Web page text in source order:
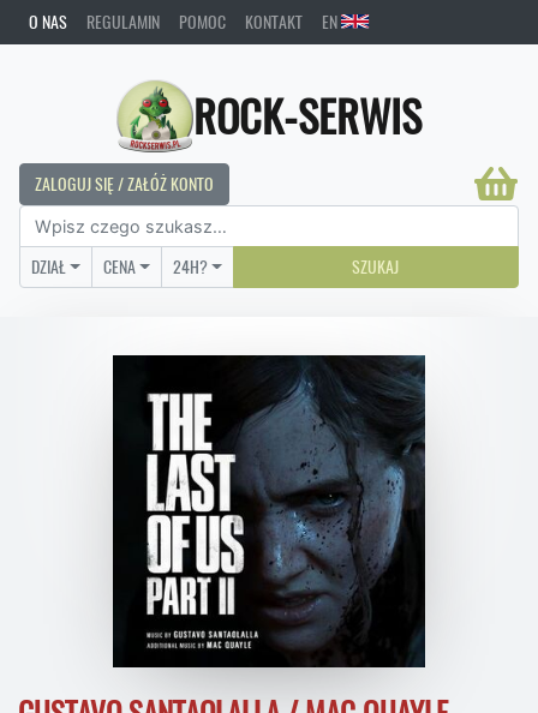
O NAS REGULAMIN POMOC KONTAKT EN
ROCK-SERWIS
ZALOGUJ SIĘ / ZAŁÓŻ KONTO
DZIAŁ CENA 24H? SZUKAJ